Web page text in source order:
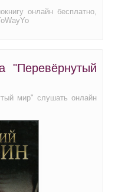
онлайн бесплатно,
"Перевёрнутый
мир" слушать онлайн